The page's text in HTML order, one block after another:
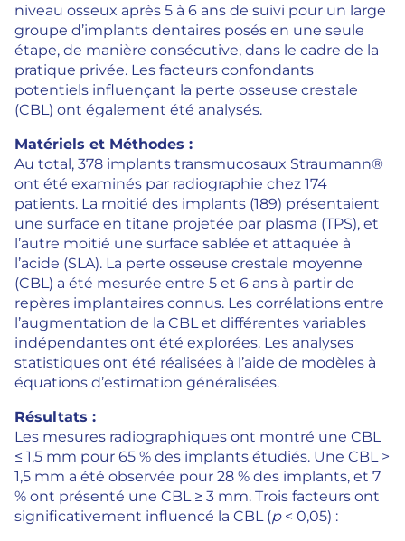
niveau osseux après 5 à 6 ans de suivi pour un large
groupe d’implants dentaires posés en une seule
étape, de manière consécutive, dans le cadre de la
pratique privée. Les facteurs confondants
potentiels influençant la perte osseuse crestale
(CBL) ont également été analysés.
Matériels et Méthodes :
Au total, 378 implants transmucosaux Straumann®
ont été examinés par radiographie chez 174
patients. La moitié des implants (189) présentaient
une surface en titane projetée par plasma (TPS), et
l’autre moitié une surface sablée et attaquée à
l’acide (SLA). La perte osseuse crestale moyenne
(CBL) a été mesurée entre 5 et 6 ans à partir de
repères implantaires connus. Les corrélations entre
l’augmentation de la CBL et différentes variables
indépendantes ont été explorées. Les analyses
statistiques ont été réalisées à l’aide de modèles à
équations d’estimation généralisées.
Résultats :
Les mesures radiographiques ont montré une CBL
≤ 1,5 mm pour 65 % des implants étudiés. Une CBL >
1,5 mm a été observée pour 28 % des implants, et 7
% ont présenté une CBL ≥ 3 mm. Trois facteurs ont
significativement influencé la CBL (p< 0,05) :